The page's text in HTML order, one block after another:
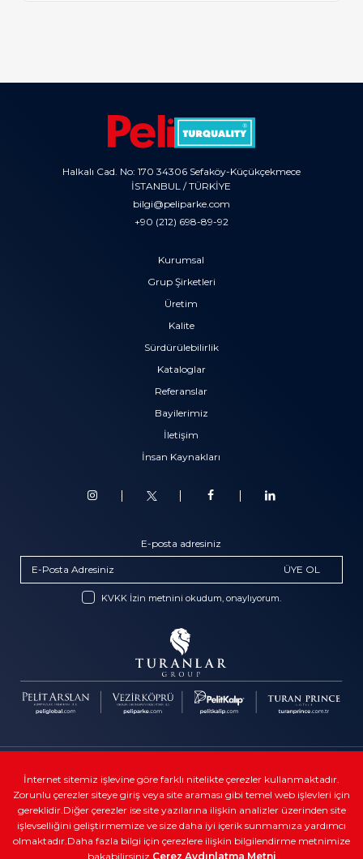
Halkalı Cad. No: 170 34306 Sefaköy-Küçükçekmece
İSTANBUL / TÜRKİYE
bilgi@peliparke.com
+90 (212) 698-89-92
Kurumsal
Grup Şirketleri
Üretim
Kalite
Sürdürülebilirlik
Kataloglar
Referanslar
Bayilerimiz
İletişim
İnsan Kaynakları
E-posta adresiniz
ÜYE OL
KVKK İzin metnini okudum, onaylıyorum.
Telif Hakkı © Turanlar Group
Kullanıcı sözleşmeleri
Veri gizliliği
Yasal
İnternet sitemiz işlevine göre farklı nitelikte çerezler kullanmaktadır.
Zorunlu çerezler siteye giriş veya site araması gibi temel web işlevleri için
gereklidir.Diğer çerezler ise site yazılarına ilişkin analizler üzerinden site
işlevselliğini geliştirmemize ve size daha iyi içerik sunmamıza yardımcı
olmaktadır.Daha fazla bilgi için çerezlere ilişkin bilgilendirme metnimize
bakabilirsiniz Çerez Aydınlatma Metni